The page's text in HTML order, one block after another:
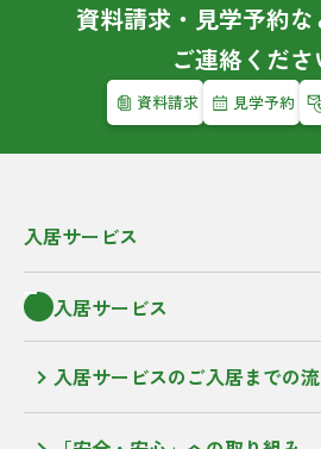
資料請求・見学予約
ご連絡くださ
資料請求 見学予約
入居サービス
入居サービス
入居サービスのご入居までの